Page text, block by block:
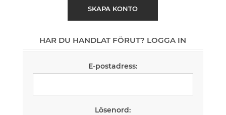
SKAPA KONTO
HAR DU HANDLAT FÖRUT? LOGGA IN
E-postadress:
Lösenord: